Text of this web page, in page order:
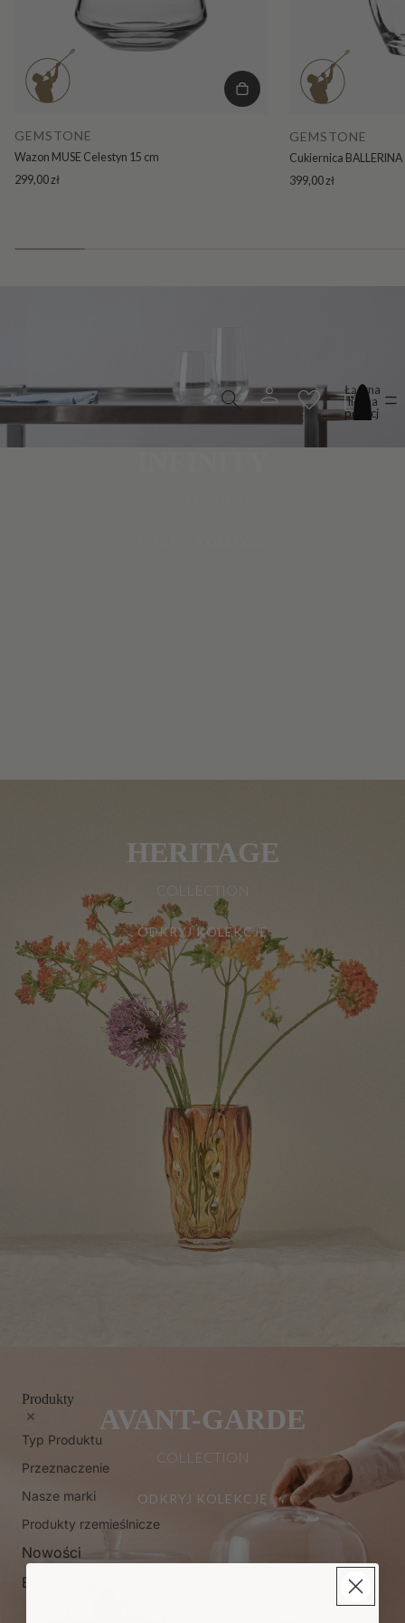
Produkty
Typ Produktu
Przeznaczenie
Nasze marki
Produkty rzemieślnicze
Nowości
Bestsellery
Łączna
liczba
pozycji
w
GEMSTONE
Wazon MUSE Celestyn 15 cm
299,00 zł
GEMSTONE
Cukiernica BALLERINA
399,00 zł
HERITAGE
COLLECTION
ODKRYJ KOLEKCJĘ
AVANT-GARDE
COLLECTION
ODKRYJ KOLEKCJĘ